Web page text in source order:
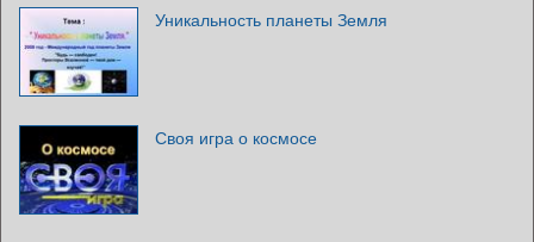
Уникальность планеты Земля
Своя игра о космосе